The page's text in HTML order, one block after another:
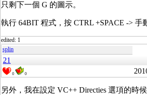
只剩下一個 G 的圖示。
執行 64BIT 程式，按 CTRL +SPACE ->
edited: 1
splin
21
0 0
另外，我在設定 VC++ Directies 選項的時